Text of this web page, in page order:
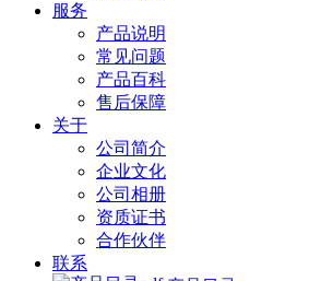
服务
产品说明
常见问题
产品百科
售后保障
关于
公司简介
企业文化
公司相册
资质证书
合作伙伴
联系